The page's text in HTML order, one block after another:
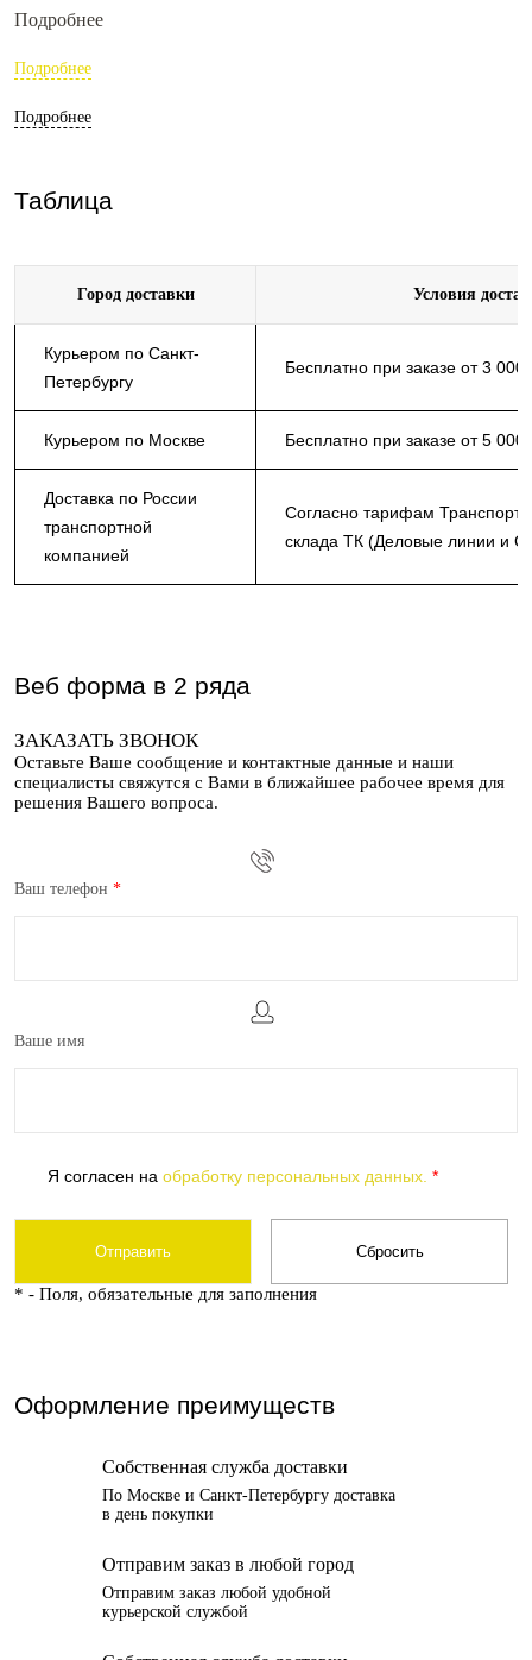
Подробнее
Подробнее
Подробнее
Таблица
Город доставки Условия
Курьером по Санкт-
Петербургу
Бесплатно при заказе от 3 000
Курьером по Москве Бесплатно при заказе от 5 000
Доставка по России
транспортной
компанией
Согласно тарифам
склада ТК (Деловые линии и
Веб форма в 2 ряда
ЗАКАЗАТЬ ЗВОНОК
Оставьте Ваше сообщение и контактные данные и наши
специалисты свяжутся с Вами в ближайшее рабочее время для
решения Вашего вопроса.
Ваш телефон *
Ваше имя
Я согласен на обработку персональных данных. *
* - Поля, обязательные для заполнения
Оформление преимуществ
Собственная служба доставки
По Москве и Санкт-Петербургу доставка
в день покупки
Отправим заказ в любой город
Отправим заказ любой удобной
курьерской службой